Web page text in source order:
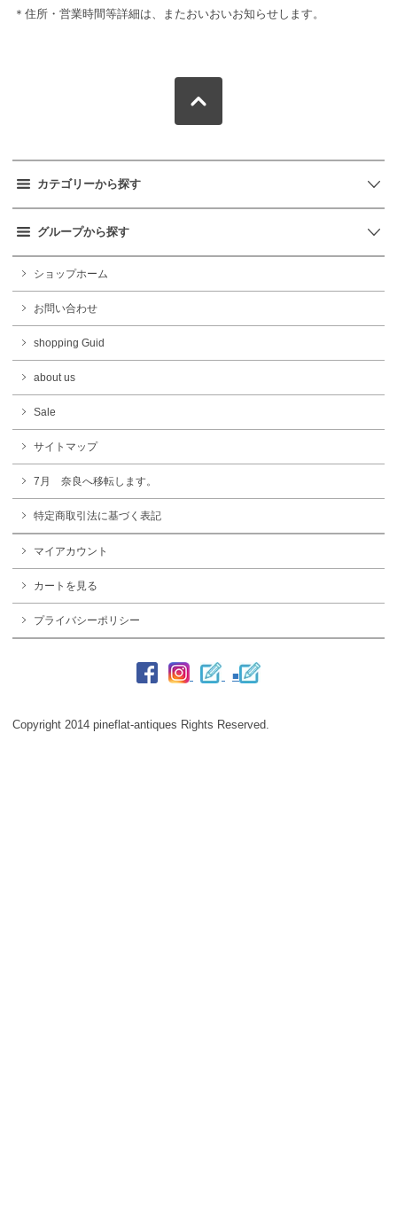
＊住所・営業時間等詳細は、またおいおいお知らせします。
カテゴリーから探す
グループから探す
ショップホーム
お問い合わせ
shopping Guid
about us
Sale
サイトマップ
7月 奈良へ移転します。
特定商取引法に基づく表記
マイアカウント
カートを見る
プライバシーポリシー
■
Copyright 2014 pineflat-antiques Rights Reserved.